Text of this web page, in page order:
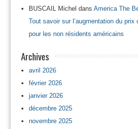
BUSCAIL Michel dans America The
Tout savoir sur l’augmentation du prix
pour les non résidents américains
Archives
avril 2026
février 2026
janvier 2026
décembre 2025
novembre 2025